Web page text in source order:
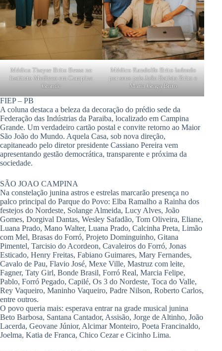
Médica Thayse Brito Bessa no
Instituto Medieco em Campina
Grande
Médico Randolfo Brito ladeado
por seus pais João Batista Brito e
Maria Graça Brito
FIEP – PB
A coluna destaca a beleza da decoração do prédio sede da
Federação das Indústrias da Paraiba, localizado em Campina
Grande. Um verdadeiro cartão postal e convite retorno ao Maior
São João do Mundo. Aquela Casa, sob nova direção,
capitaneado pelo diretor presidente Cassiano Pereira vem
apresentando gestão democrática, transparente e próxima da
sociedade.
SÃO JOAO CAMPINA
Na constelação junina astros e estrelas marcarão presença no
palco principal do Parque do Povo: Elba Ramalho a Rainha dos
festejos do Nordeste, Solange Almeida, Lucy Alves, João
Gomes, Dorgival Dantas, Wesley Safadão, Tom Oliveira, Eliane,
Luana Prado, Mano Walter, Luana Prado, Calcinha Preta, Limão
com Mel, Brasas do Forró, Projeto Dominguinho, Gitana
Pimentel, Tarcisio do Acordeon, Cavaleiros do Forró, Jonas
Esticado, Henry Freitas, Fabiano Guimares, Mary Fernandes,
Cavalo de Pau, Flavio José, Mexe Ville, Mastruz com leite,
Fagner, Taty Girl, Bonde Brasil, Forró Real, Marcia Felipe,
Pablo, Forró Pegado, Capilé, Os 3 do Nordeste, Toca do Valle,
Rey Vaqueiro, Maninho Vaqueiro, Padre Nilson, Roberto Carlos,
entre outros.
O povo queria mais: esperava entrar na grade musical junina
Beto Barbosa, Santana Cantador, Assisão, Jorge de Altinho, João
Lacerda, Geovane Júnior, Alcimar Monteiro, Poeta Francinaldo,
Joelma, Katia de Franca, Chico Cezar e Cicinho Lima.